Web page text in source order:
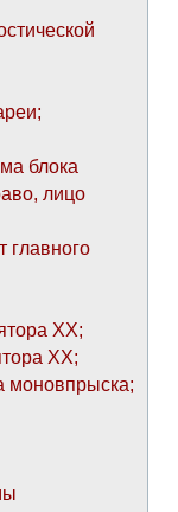
блока
лицо
главного
ХХ;
ХХ;
моновпрыска;